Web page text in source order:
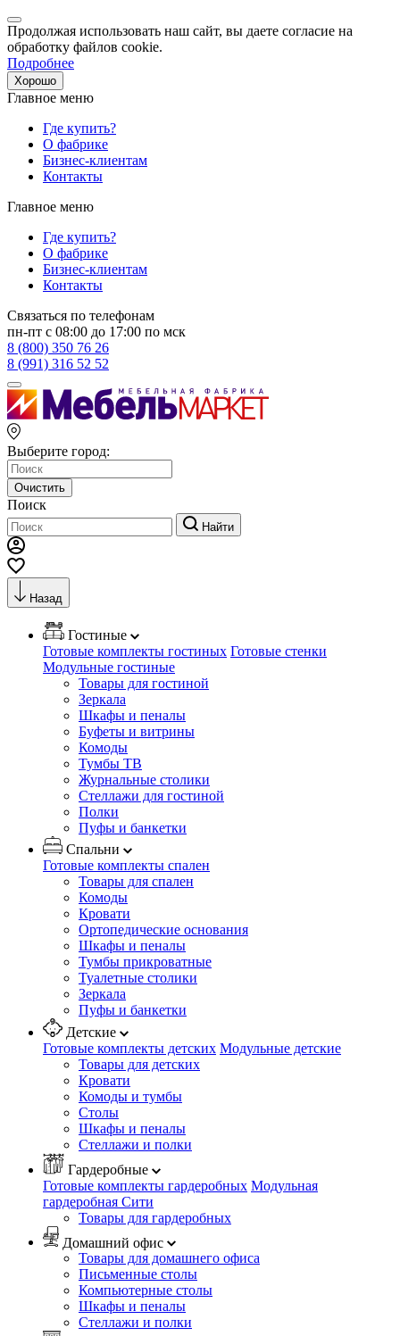
Продолжая использовать наш сайт, вы даете согласие на
обработку файлов cookie.
Подробнее
Хорошо
Главное меню
Где купить?
О фабрике
Бизнес-клиентам
Контакты
Главное меню
Где купить?
О фабрике
Бизнес-клиентам
Контакты
Связаться по телефонам
пн-пт с 08:00 до 17:00 по мск
8 (800) 350 76 26
8 (991) 316 52 52
Выберите город:
Очистить
Поиск
Найти
Назад
Гостиные
Готовые комплекты гостиных Готовые стенки
Модульные гостиные
Товары для гостиной
Зеркала
Шкафы и пеналы
Буфеты и витрины
Комоды
Тумбы ТВ
Журнальные столики
Стеллажи для гостиной
Полки
Пуфы и банкетки
Спальни
Готовые комплекты спален
Товары для спален
Комоды
Кровати
Ортопедические основания
Шкафы и пеналы
Тумбы прикроватные
Туалетные столики
Зеркала
Пуфы и банкетки
Детские
Готовые комплекты детских Модульные детские
Товары для детских
Кровати
Комоды и тумбы
Столы
Шкафы и пеналы
Стеллажи и полки
Гардеробные
Готовые комплекты гардеробных Модульная
гардеробная Сити
Товары для гардеробных
Домашний офис
Товары для домашнего офиса
Письменные столы
Компьютерные столы
Шкафы и пеналы
Стеллажи и полки